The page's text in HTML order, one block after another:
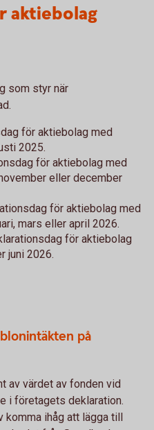
aktiebolag
som styr när
för aktiebolag med
2025.
för aktiebolag med
eller december
för aktiebolag med
mars eller april 2026.
för aktiebolag
juni 2026.
på
av värdet av fonden vid
i företagets deklaration.
komma ihåg att lägga till